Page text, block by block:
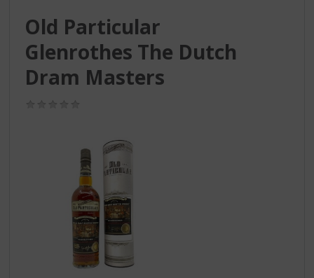
Old Particular
Glenrothes The Dutch
Dram Masters